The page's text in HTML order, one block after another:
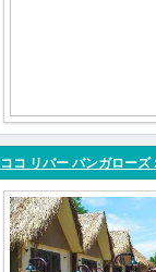
ココ リバー バンガローズ